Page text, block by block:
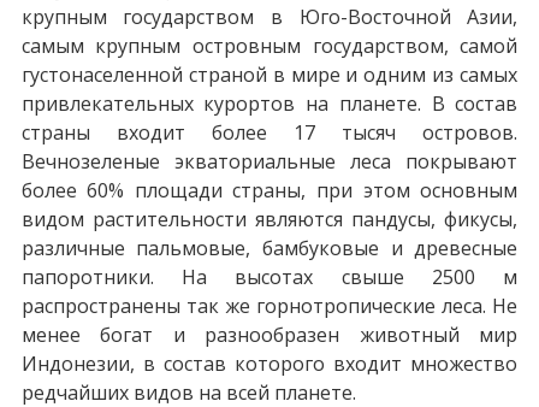
крупным государством в Юго-Восточной Азии,
самым крупным островным государством, самой
густонаселенной страной в мире и одним из самых
привлекательных курортов на планете. В состав
страны входит более 17 тысяч островов.
Вечнозеленые экваториальные леса покрывают
более 60% площади страны, при этом основным
видом растительности являются пандусы, фикусы,
различные пальмовые, бамбуковые и древесные
папоротники. На высотах свыше 2500 м
распространены так же горнотропические леса. Не
менее богат и разнообразен животный мир
Индонезии, в состав которого входит множество
редчайших видов на всей планете.